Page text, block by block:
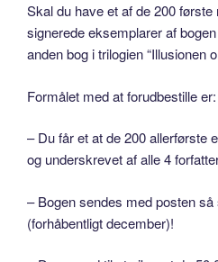
Skal du have et af de 200
signerede eksemplarer af
anden bog i trilogien “Illusionen
Formålet med at forudbestille er:
– Du får et at de 200 allerførste
og underskrevet af alle 4
– Bogen sendes med posten
(forhåbentligt december)!